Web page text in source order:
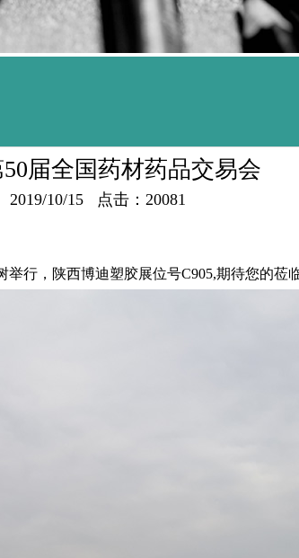
届全国药材药品交易会
2019/10/15 点击：20081
举行，陕西博迪塑胶展位号C905,期待您的莅